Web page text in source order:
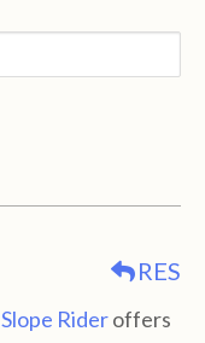
RES
Slope Rideroffers